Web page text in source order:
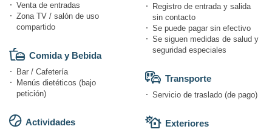
Venta de entradas
Zona TV / salón de uso
compartido
Comida y Bebida
Bar / Cafetería
Menús dietéticos (bajo
petición)
Actividades
Registro de entrada y salida
sin contacto
Se puede pagar sin efectivo
Se siguen medidas de salud y
seguridad especiales
Transporte
Servicio de traslado (de pago)
Exteriores